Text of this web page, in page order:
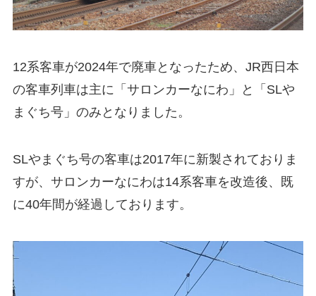
12系客車が2024年で廃車となったため、JR西日本
の客車列車は主に「サロンカーなにわ」と「SLや
まぐち号」のみとなりました。
SLやまぐち号の客車は2017年に新製されておりま
すが、サロンカーなにわは14系客車を改造後、既
に40年間が経過しております。